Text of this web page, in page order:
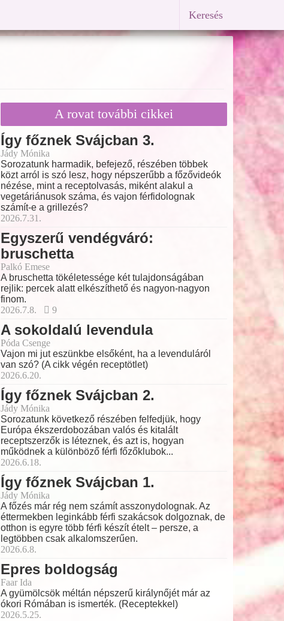
Keresés
A rovat további cikkei
Így főznek Svájcban 3.
Jády Mónika
Sorozatunk harmadik, befejező, részében többek
közt arról is szó lesz, hogy népszerűbb a főzővideók
nézése, mint a receptolvasás, miként alakul a
vegetáriánusok száma, és vajon férfidolognak
számít-e a grillezés?
2026.7.31.
Egyszerű vendégváró:
bruschetta
Palkó Emese
A bruschetta tökéletessége két tulajdonságában
rejlik: percek alatt elkészíthető és nagyon-nagyon
finom.
2026.7.8.
9
A sokoldalú levendula
Póda Csenge
Vajon mi jut eszünkbe elsőként, ha a levenduláról
van szó? (A cikk végén receptötlet)
2026.6.20.
Így főznek Svájcban 2.
Jády Mónika
Sorozatunk következő részében felfedjük, hogy
Európa ékszerdobozában valós és kitalált
receptszerzők is léteznek, és azt is, hogyan
működnek a különböző férfi főzőklubok...
2026.6.18.
Így főznek Svájcban 1.
Jády Mónika
A főzés már rég nem számít asszonydolognak. Az
éttermekben leginkább férfi szakácsok dolgoznak, de
otthon is egyre több férfi készít ételt – persze, a
legtöbben csak alkalomszerűen.
2026.6.8.
Epres boldogság
Faar Ida
A gyümölcsök méltán népszerű királynőjét már az
ókori Rómában is ismerték. (Receptekkel)
2026.5.25.